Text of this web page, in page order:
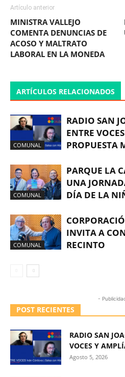
Artículo anterior
MINISTRA VALLEJO
COMENTA DENUNCIAS DE
ACOSO Y MALTRATO
LABORAL EN LA MONEDA
ARTÍCULOS RELACIONADOS
COMUNAL
RADIO SAN
ENTRE
PROPUESTA
COMUNAL
PARQUE LA
UNA
DÍA DE LA
COMUNAL
INVITA A
RECINTO
-
POST RECIENTES
RADIO SAN
VOCES Y
Agosto 5, 2026